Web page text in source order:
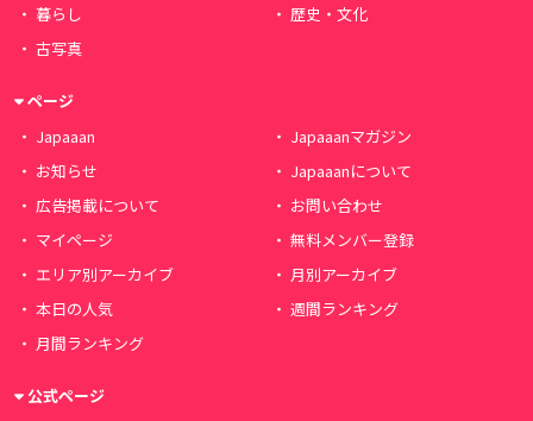
暮らし
歴史・文化
古写真
ページ
Japaaan
Japaaanマガジン
お知らせ
Japaaanについて
広告掲載について
お問い合わせ
マイページ
無料メンバー登録
エリア別アーカイブ
月別アーカイブ
本日の人気
週間ランキング
月間ランキング
公式ページ